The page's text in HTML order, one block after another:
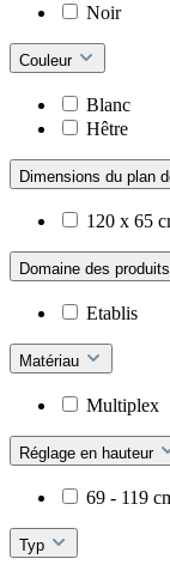
Noir
Couleur
Blanc
Hêtre
Dimensions du plan
120 x 65
Domaine des produits
Etablis
Matériau
Multiplex
Réglage en hauteur
69 - 119
Typ